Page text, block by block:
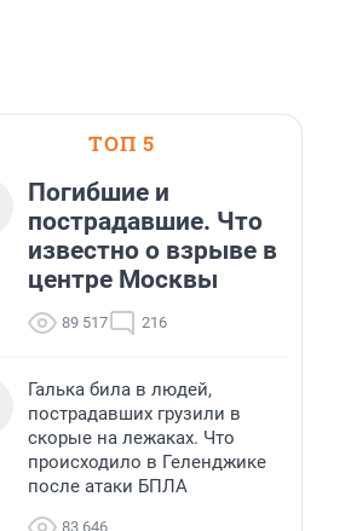
ТОП 5
Погибшие и
пострадавшие. Что
известно о взрыве в
центре Москвы
89 517 216
Галька била в людей,
пострадавших грузили в
скорые на лежаках. Что
происходило в Геленджике
после атаки БПЛА
83 646